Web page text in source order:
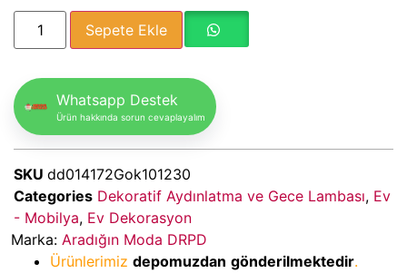
Sepete Ekle
Whatsapp Destek
Ürün hakkında sorun cevaplayalım
SKU dd014172Gok101230
Categories Dekoratif Aydınlatma ve Gece Lambası, Ev
- Mobilya, Ev Dekorasyon
Marka: Aradığın Moda DRPD
Ürünlerimiz depomuzdan gönderilmektedir.